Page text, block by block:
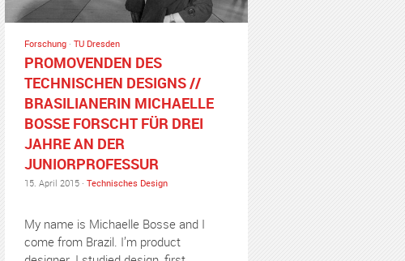
Forschung· TU Dresden
PROMOVENDEN DES
TECHNISCHEN DESIGNS //
BRASILIANERIN MICHAELLE
BOSSE FORSCHT FÜR DREI
JAHRE AN DER
JUNIORPROFESSUR
15. April 2015 · Technisches Design
My name is Michaelle Bosse and I
come from Brazil. I’m product